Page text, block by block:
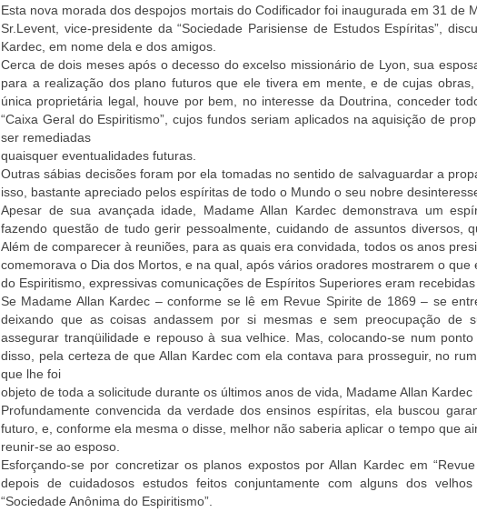
Esta nova morada dos despojos mortais do Codificador foi inaugurada em 31 de
Sr.Levent, vice-presidente da “Sociedade Parisiense de Estudos Espíritas”,
Kardec, em nome dela e dos amigos.
Cerca de dois meses após o decesso do excelso missionário de Lyon, sua
para a realização dos plano futuros que ele tivera em mente, e de cujas
única proprietária legal, houve por bem, no interesse da Doutrina, conceder
“Caixa Geral do Espiritismo”, cujos fundos seriam aplicados na aquisição de
ser remediadas
quaisquer eventualidades futuras.
Outras sábias decisões foram por ela tomadas no sentido de salvaguardar a
isso, bastante apreciado pelos espíritas de todo o Mundo o seu nobre
Apesar de sua avançada idade, Madame Allan Kardec demonstrava um
fazendo questão de tudo gerir pessoalmente, cuidando de assuntos diversos,
Além de comparecer à reuniões, para as quais era convidada, todos os anos
comemorava o Dia dos Mortos, e na qual, após vários oradores mostrarem o
do Espiritismo, expressivas comunicações de Espíritos Superiores eram
Se Madame Allan Kardec – conforme se lê em Revue Spirite de 1869 – se
deixando que as coisas andassem por si mesmas e sem preocupação de
assegurar tranqüilidade e repouso à sua velhice. Mas, colocando-se num
disso, pela certeza de que Allan Kardec com ela contava para prosseguir, no
que lhe foi
objeto de toda a solicitude durante os últimos anos de vida, Madame Allan Kardec
Profundamente convencida da verdade dos ensinos espíritas, ela buscou
futuro, e, conforme ela mesma o disse, melhor não saberia aplicar o tempo que
reunir-se ao esposo.
Esforçando-se por concretizar os planos expostos por Allan Kardec em
depois de cuidadosos estudos feitos conjuntamente com alguns dos
“Sociedade Anônima do Espiritismo”.